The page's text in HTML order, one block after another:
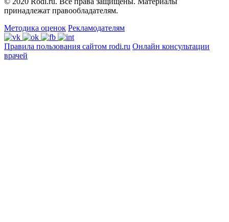
принадлежат правообладателям.
Методика оценок Рекламодателям
Правила пользования сайтом rodi.ru Онлайн консультации
врачей